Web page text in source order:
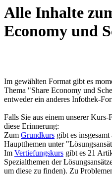
Alle Inhalte
Economy und
Im gewählten Format gibt es
Thema "Share Economy und
entweder ein anderes Infothek-
Falls Sie aus einem unserer
diese Erinnerung:
Zum Grundkurs gibt es
Hauptthemen unter
Im Vertiefungskurs gibt es 21
Spezialthemen der
um diese zu finden). Zu